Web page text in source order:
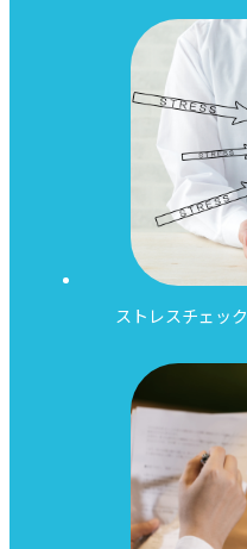
ストレスチェック